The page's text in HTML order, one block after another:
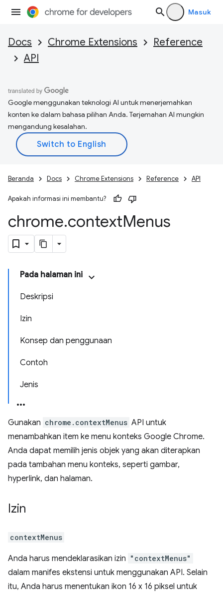
Masuk
Docs Chrome Extensions
Reference
API
Google menggunakan teknologi AI untuk menerjemahkan
konten ke dalam bahasa pilihan Anda. Terjemahan AI mungkin
mengandung kesalahan.
Beranda Docs Chrome Extensions Reference API
Apakah informasi ini membantu?
chrome.contextMenus
Pada halaman ini
Deskripsi
Izin
Konsep dan penggunaan
Contoh
Jenis
Gunakan chrome.contextMenus API untuk
menambahkan item ke menu konteks Google Chrome.
Anda dapat memilih jenis objek yang akan diterapkan
pada tambahan menu konteks, seperti gambar,
hyperlink, dan halaman.
Izin
contextMenus
Anda harus mendeklarasikan izin "contextMenus"
dalam manifes ekstensi untuk menggunakan API. Selain
itu, Anda harus menentukan ikon 16 x 16 piksel untuk